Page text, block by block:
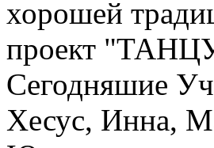
хорошей
проект
Сегодняшие
Хесус, Инна,